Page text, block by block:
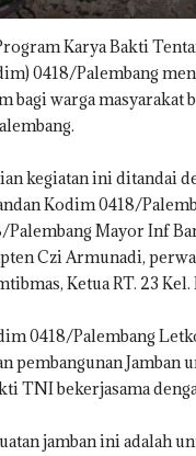
Karya Bakti
0418/Palembang
bagi warga masyarakat
kegiatan ini ditandai
Kodim 0418/
Mayor Inf
Czi Armunadi,
Ketua RT. 23
0418/Palembang
pembangunan Jamban
TNI bekerjasama
jamban ini adalah